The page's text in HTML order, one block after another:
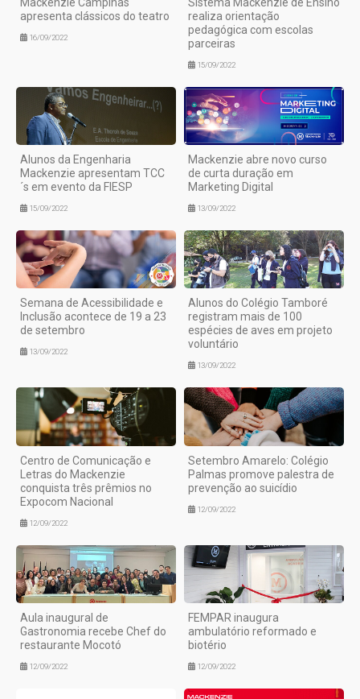
apresenta clássicos do teatro
16/09/2022
realiza orientação
pedagógica com escolas
parceiras
15/09/2022
Alunos da Engenharia
Mackenzie apresentam TCC
´s em evento da FIESP
15/09/2022
Mackenzie abre novo curso
de curta duração em
Marketing Digital
13/09/2022
Semana de Acessibilidade e
Inclusão acontece de 19 a 23
de setembro
13/09/2022
Alunos do Colégio Tamboré
registram mais de 100
espécies de aves em projeto
voluntário
13/09/2022
Centro de Comunicação e
Letras do Mackenzie
conquista três prêmios no
Expocom Nacional
12/09/2022
Setembro Amarelo: Colégio
Palmas promove palestra de
prevenção ao suicídio
12/09/2022
Aula inaugural de
Gastronomia recebe Chef do
restaurante Mocotó
12/09/2022
FEMPAR inaugura
ambulatório reformado e
biotério
12/09/2022